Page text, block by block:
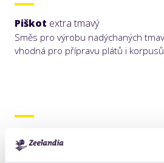
Piškot extra tmavý
Směs pro výrobu nadýchaných
vhodná pro přípravu plátů i korpusů.
Živočišná šlehačka kombinovaná s